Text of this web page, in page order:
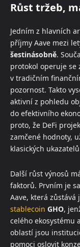
Růst tržeb,
Jedním z hlavních
příjmy Aave mezi
šestinásobně.
protokol operuje se
v tradičním
pozornost. Takto
aktivní z pohledu
do efektivního
proto, že DeFi
zamčené hodnoty,
klasických
Další růst výnosů
faktorů. Prvním je
Aave, která
stablecoin GHO,
celého
oblastí jsou
pomoci oslovit